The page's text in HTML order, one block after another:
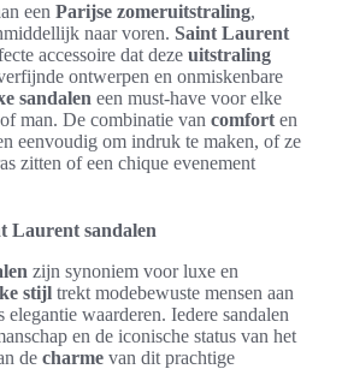
een Parijse zomeruitstraling,
naar voren. Saint Laurent
accessoire dat deze uitstraling
ontwerpen en onmiskenbare
sandalen een must-have voor elke
man. De combinatie van comfort en
eenvoudig om indruk te maken, of ze
zitten of een chique evenement
Laurent sandalen
zijn synoniem voor luxe en
stijl trekt modebewuste mensen aan
waarderen. Iedere sandalen
en de iconische status van het
de charme van dit prachtige